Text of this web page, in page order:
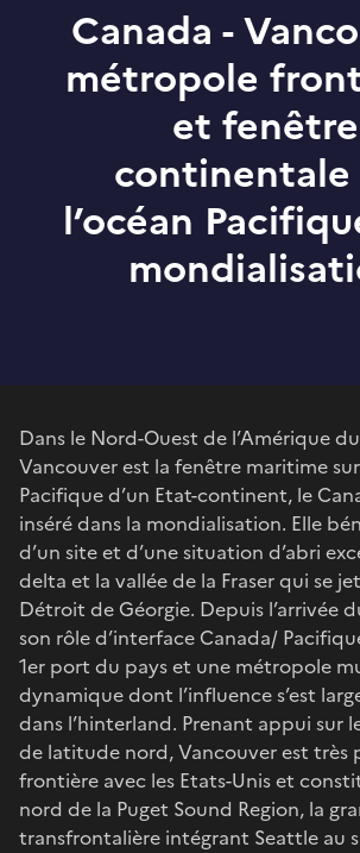
Canada -
métropole
et fenêtre
continentale
l’océan
Dans le Nord-Ouest de l’Amérique
Vancouver est la fenêtre maritime sur
Pacifique d’un Etat-continent, le
inséré dans la mondialisation. Elle
d’un site et d’une situation d’abri
delta et la vallée de la Fraser qui se
Détroit de Géorgie. Depuis l’arrivée
son rôle d’interface Canada/
1er port du pays et une métropole
dynamique dont l’influence s’est
dans l’hinterland. Prenant appui sur
de latitude nord, Vancouver est très
frontière avec les Etats-Unis et
nord de la Puget Sound Region, la
transfrontalière intégrant Seattle au